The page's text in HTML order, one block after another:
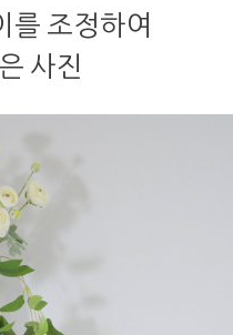
를 조정하여
사진